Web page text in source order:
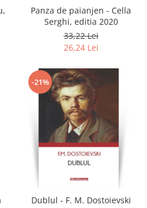
Panza de paianjen - Cella
Serghi, editia 2020
33,22 Lei
26,24 Lei
-21%
Dublul - F. M. Dostoievski